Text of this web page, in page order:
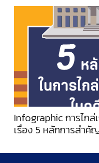
Infographic การไก
เรื่อง 5 หลักการสำคั